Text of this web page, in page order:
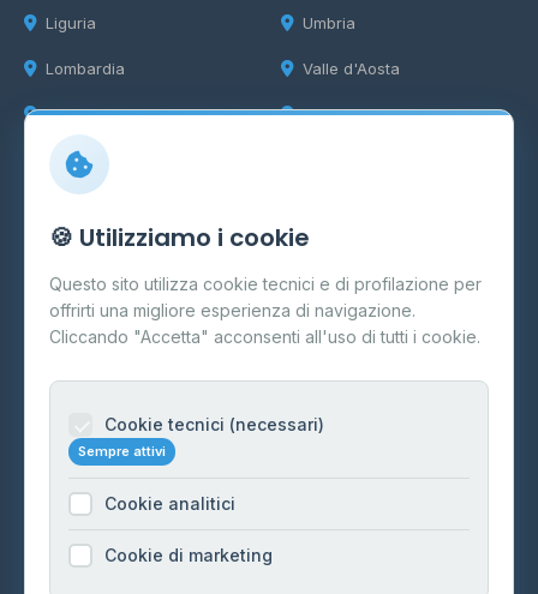
Liguria
Lombardia
Marche
Umbria
Valle d'Aosta
Veneto
Info
Cos'è il GPL
FAQ
Contatti
Informazioni legali
Cookie Policy
Preferenze Cookie
🍪 Utilizziamo i cookie
Questo sito utilizza cookie tecnici e di profilazione per
offrirti una migliore esperienza di navigazione.
Cliccando "Accetta" acconsenti all'uso di tutti i cookie.
Cookie tecnici (necessari)
Sempre attivi
Cookie analitici
Cookie di marketing